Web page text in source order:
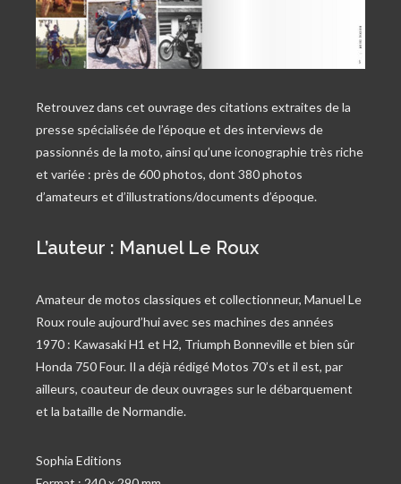
Retrouvez dans cet ouvrage des citations extraites de la
presse spécialisée de l’époque et des interviews de
passionnés de la moto, ainsi qu’une iconographie très riche
et variée : près de 600 photos, dont 380 photos
d’amateurs et d’illustrations/documents d’époque.
L’auteur : Manuel Le Roux
Amateur de motos classiques et collectionneur, Manuel Le
Roux roule aujourd’hui avec ses machines des années
1970 : Kawasaki H1 et H2, Triumph Bonneville et bien sûr
Honda 750 Four. Il a déjà rédigé Motos 70’s et il est, par
ailleurs, coauteur de deux ouvrages sur le débarquement
et la bataille de Normandie.
Sophia Editions